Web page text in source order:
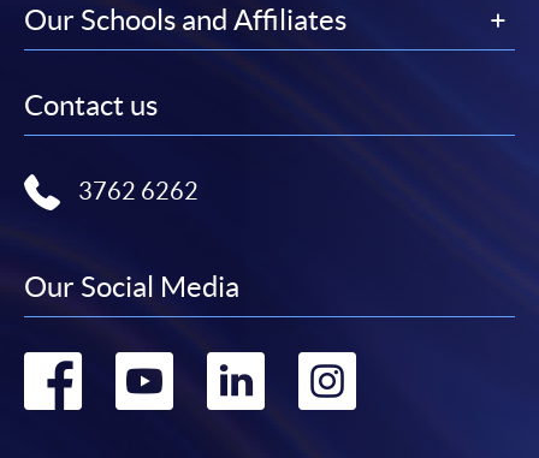
Our Schools and Affiliates
Contact us
3762 6262
Our Social Media
Go Go Go Go